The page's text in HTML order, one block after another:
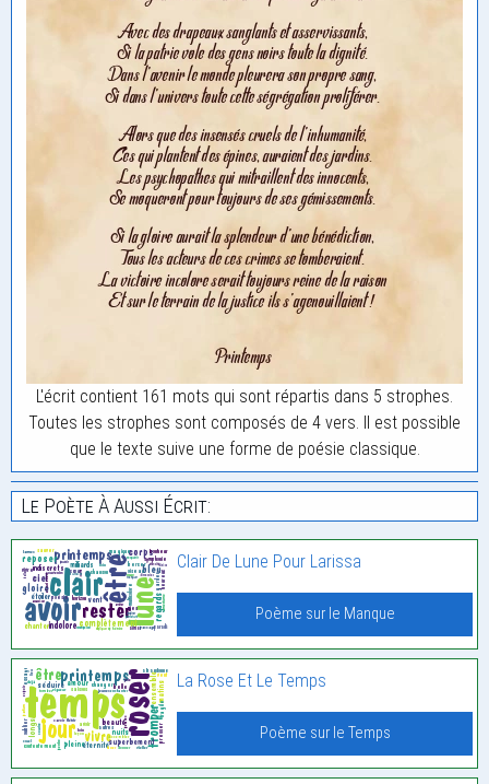
L'écrit contient 161 mots qui sont répartis dans 5 strophes.
Toutes les strophes sont composés de 4 vers. Il est possible
que le texte suive une forme de poésie classique.
Le Poète À Aussi Écrit:
Clair De Lune Pour Larissa
Poème sur le Manque
La Rose Et Le Temps
Poème sur le Temps